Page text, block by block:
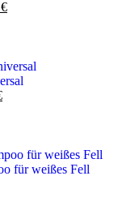
€Aktueller
Aktueller
für weißes Fell